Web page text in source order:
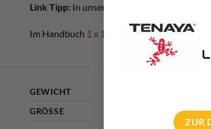
ZUR
Link Tipp: In unserer Rubrik
Im Handbuch 1 x 1 der Bohrhakenfindest du
GEWICHT
GRÖSSE
30 ×